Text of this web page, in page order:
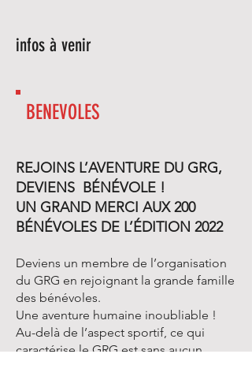
infos à venir
BENEVOLES
REJOINS L’AVENTURE DU GRG,
DEVIENS BÉNÉVOLE !
UN GRAND MERCI AUX 200
BÉNÉVOLES DE L’ÉDITION 2022
Deviens un membre de l’organisation
du GRG en rejoignant la grande famille
des bénévoles.
Une aventure humaine inoubliable !
Au-delà de l’aspect sportif, ce qui
caractérise le GRG est sans aucun